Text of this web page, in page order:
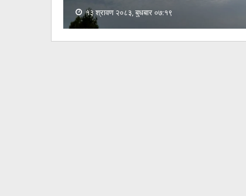
१३ श्रावण २०८३, बुधबार ०७:१९